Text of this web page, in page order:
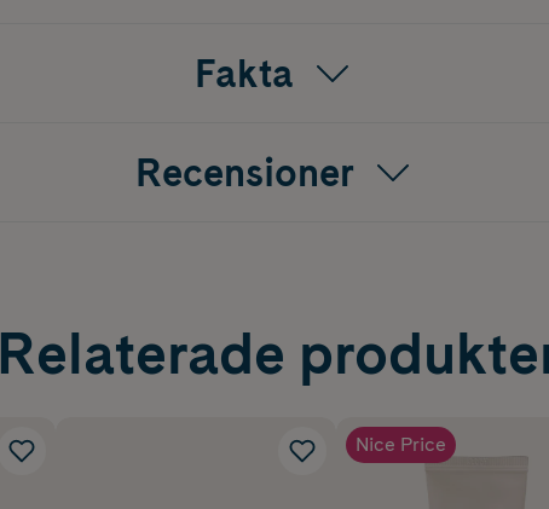
Fakta
Recensioner
Relaterade
Nice Price